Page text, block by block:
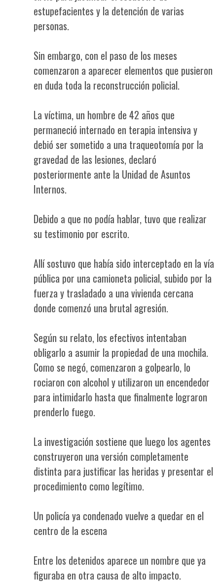
estupefacientes y la detención de varias
personas.
Sin embargo, con el paso de los meses
comenzaron a aparecer elementos que pusieron
en duda toda la reconstrucción policial.
La víctima, un hombre de 42 años que
permaneció internado en terapia intensiva y
debió ser sometido a una traqueotomía por la
gravedad de las lesiones, declaró
posteriormente ante la Unidad de Asuntos
Internos.
Debido a que no podía hablar, tuvo que realizar
su testimonio por escrito.
Allí sostuvo que había sido interceptado en la vía
pública por una camioneta policial, subido por la
fuerza y trasladado a una vivienda cercana
donde comenzó una brutal agresión.
Según su relato, los efectivos intentaban
obligarlo a asumir la propiedad de una mochila.
Como se negó, comenzaron a golpearlo, lo
rociaron con alcohol y utilizaron un encendedor
para intimidarlo hasta que finalmente lograron
prenderlo fuego.
La investigación sostiene que luego los agentes
construyeron una versión completamente
distinta para justificar las heridas y presentar el
procedimiento como legítimo.
Un policía ya condenado vuelve a quedar en el
centro de la escena
Entre los detenidos aparece un nombre que ya
figuraba en otra causa de alto impacto.